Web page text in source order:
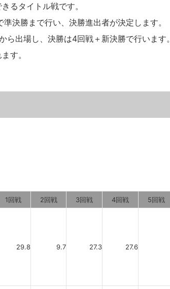
るタイトル戦です。
決勝まで行い、決勝進出者が決定します。
出場し、決勝は4回戦＋新決勝で行います。
す。
1回戦 2回戦 3回戦 4回戦 5回戦
29.8 9.7 27.3 27.6